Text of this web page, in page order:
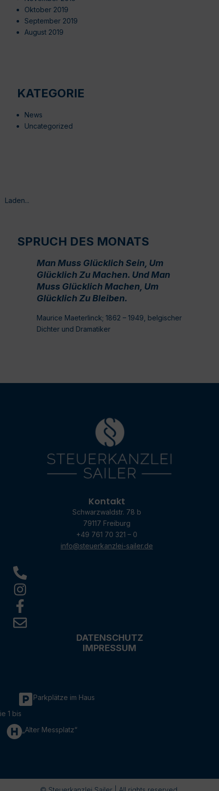
Oktober 2019
September 2019
August 2019
KATEGORIE
News
Uncategorized
Laden...
SPRUCH DES MONATS
Man Muss Glücklich Sein, Um
Glücklich Zu Machen. Und Man
Muss Glücklich Machen, Um
Glücklich Zu Bleiben.
Maurice Maeterlinck; 1862 – 1949, belgischer
Dichter und Dramatiker
Kontakt
Schwarzwaldstr. 78 b
79117 Freiburg
+49 761 70 321 – 0
info@steuerkanzlei-sailer.de
DATENSCHUTZ
IMPRESSUM
Parkplätze im Haus
1 bis
„Alter Messplatz“